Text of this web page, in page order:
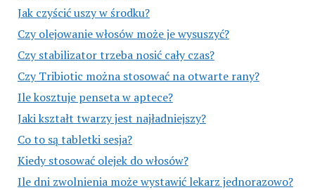
Jak czyścić uszy w środku?
Czy olejowanie włosów może je wysuszyć?
Czy stabilizator trzeba nosić cały czas?
Czy Tribiotic można stosować na otwarte rany?
Ile kosztuje penseta w aptece?
Jaki kształt twarzy jest najładniejszy?
Co to są tabletki sesja?
Kiedy stosować olejek do włosów?
Ile dni zwolnienia może wystawić lekarz jednorazowo?